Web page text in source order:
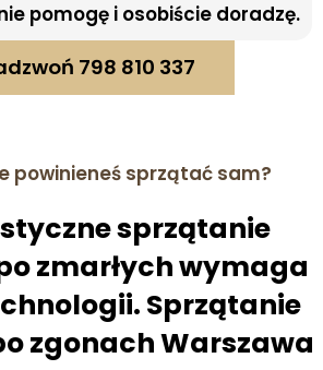
pomogę i osobiście doradzę.
798 810 337
powinieneś sprzątać sam?
sprzątanie
zmarłych wymaga
Sprzątanie
zgonach Warszawa